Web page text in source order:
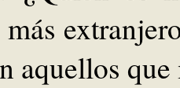
aquellos